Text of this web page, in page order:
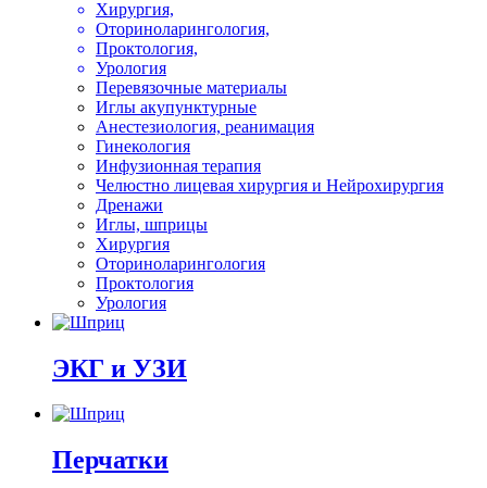
Хирургия,
Оториноларингология,
Проктология,
Урология
Перевязочные материалы
Иглы акупунктурные
Анестезиология, реанимация
Гинекология
Инфузионная терапия
Челюстно лицевая хирургия и Нейрохирургия
Дренажи
Иглы, шприцы
Хирургия
Оториноларингология
Проктология
Урология
ЭКГ и УЗИ
Перчатки